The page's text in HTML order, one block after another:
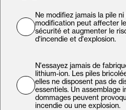
Ne modifiez jamais la pile
modification peut affecter
sécurité et augmenter le
d'incendie et d'explosion.
N'essayez jamais de
lithium-ion. Les piles
elles ne disposent pas de
essentiels. Un assemblage
dommages peuvent
incendie ou une explosion.